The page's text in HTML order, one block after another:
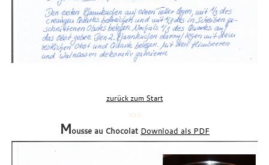
zurück zum Start
xxx
Mousse au Chocolat Download als PDF